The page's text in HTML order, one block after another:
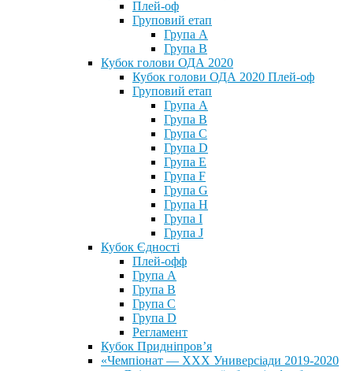
Плей-оф
Груповий етап
Група А
Група В
Кубок голови ОДА 2020
Кубок голови ОДА 2020 Плей-оф
Груповий етап
Група A
Група B
Група C
Група D
Група E
Група F
Група G
Група H
Група I
Група J
Кубок Єдності
Плей-офф
Група А
Група В
Група С
Група D
Регламент
Кубок Придніпров’я
«Чемпіонат — ХХХ Универсіади 2019-2020